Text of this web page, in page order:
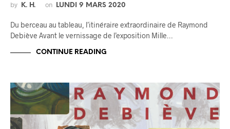
by K. H. on LUNDI 9 MARS 2020
Du berceau au tableau, l’itinéraire extraordinaire de Raymond
Debiève Avant le vernissage de l’exposition Mille…
CONTINUE READING